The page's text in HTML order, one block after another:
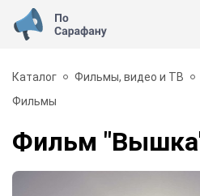
Каталог Фильмы, видео и ТВ
Фильмы
Фильм